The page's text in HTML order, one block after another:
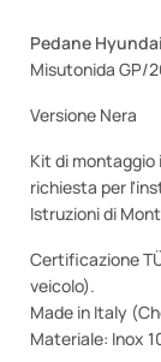
Pedane
Misutonida GP/
Versione Nera
Kit di montaggio
richiesta per
Istruzioni di
Certificazione
veicolo).
Made in Italy
Materiale: Inox